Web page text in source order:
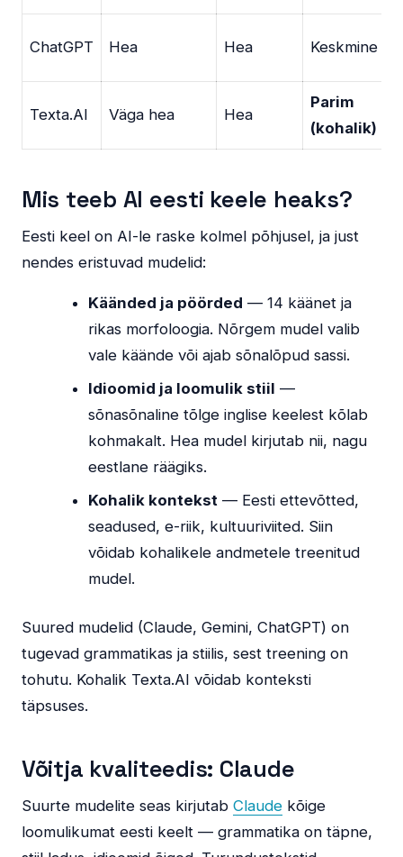
ChatGPT Hea Hea Keskmine
Texta.AI Väga hea Hea
Parim
(kohalik)
Mis teeb AI eesti keele heaks?
Eesti keel on AI-le raske kolmel põhjusel, ja just
nendes eristuvad mudelid:
Käänded ja pöörded — 14 käänet ja
rikas morfoloogia. Nõrgem mudel valib
vale käände või ajab sõnalõpud sassi.
Idioomid ja loomulik stiil —
sõnasõnaline tõlge inglise keelest kõlab
kohmakalt. Hea mudel kirjutab nii, nagu
eestlane räägiks.
Kohalik kontekst — Eesti ettevõtted,
seadused, e-riik, kultuuriviited. Siin
võidab kohalikele andmetele treenitud
mudel.
Suured mudelid (Claude, Gemini, ChatGPT) on
tugevad grammatikas ja stiilis, sest treening on
tohutu. Kohalik Texta.AI võidab konteksti
täpsuses.
Võitja kvaliteedis: Claude
Suurte mudelite seas kirjutab Claude kõige
loomulikumat eesti keelt — grammatika on täpne,